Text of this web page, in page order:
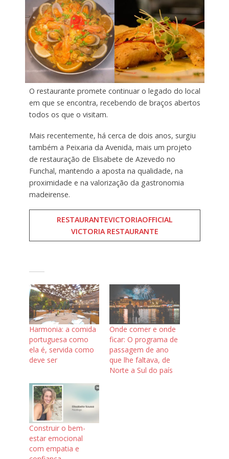
O restaurante promete continuar o legado do local
em que se encontra, recebendo de braços abertos
todos os que o visitam.
Mais recentemente, há cerca de dois anos, surgiu
também a Peixaria da Avenida, mais um projeto
de restauração de Elisabete de Azevedo no
Funchal, mantendo a aposta na qualidade, na
proximidade e na valorização da gastronomia
madeirense.
RESTAURANTEVICTORIAOFFICIAL
VICTORIA RESTAURANTE
Harmonia: a comida
portuguesa como
ela é, servida como
deve ser
Onde comer e onde
ficar: O programa de
passagem de ano
que lhe faltava, de
Norte a Sul do país
Construir o bem-
estar emocional
com empatia e